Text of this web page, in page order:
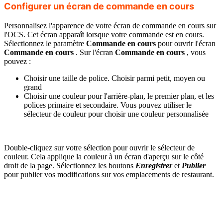
Configurer un écran de commande en cours
Personnalisez l'apparence de votre écran de commande en cours sur
l'OCS. Cet écran apparaît lorsque votre commande est en cours.
Sélectionnez le paramètre Commande en cours pour ouvrir l'écran
Commande en cours . Sur l'écran Commande en cours , vous
pouvez :
Choisir une taille de police. Choisir parmi petit, moyen ou
grand
Choisir une couleur pour l'arrière-plan, le premier plan, et les
polices primaire et secondaire. Vous pouvez utiliser le
sélecteur de couleur pour choisir une couleur personnalisée
Double-cliquez sur votre sélection pour ouvrir le sélecteur de
couleur. Cela applique la couleur à un écran d'aperçu sur le côté
droit de la page. Sélectionnez les boutons Enregistreret Publier
pour publier vos modifications sur vos emplacements de restaurant.